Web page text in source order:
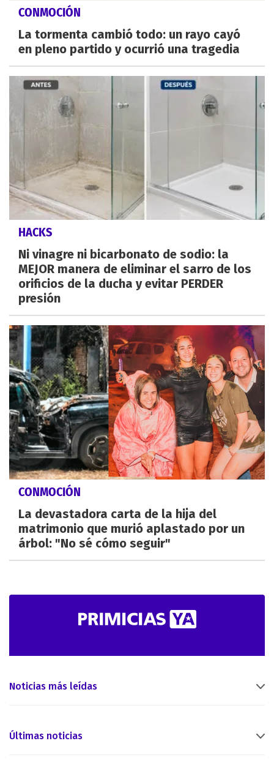
CONMOCIÓN
La tormenta cambió todo: un rayo cayó
en pleno partido y ocurrió una tragedia
HACKS
Ni vinagre ni bicarbonato de sodio: la
MEJOR manera de eliminar el sarro de los
orificios de la ducha y evitar PERDER
presión
CONMOCIÓN
La devastadora carta de la hija del
matrimonio que murió aplastado por un
árbol: "No sé cómo seguir"
Noticias más leídas
Últimas noticias